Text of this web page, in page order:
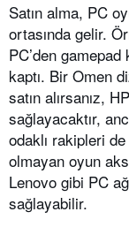
Satın alma, PC
ortasında gelir.
PC’den
kaptı. Bir Omen
satın alırsanız,
sağlayacaktır,
odaklı rakipleri de
olmayan oyun
Lenovo gibi PC
sağlayabilir.